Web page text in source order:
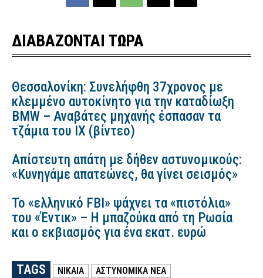
ΔΙΑΒΑΖΟΝΤΑΙ ΤΩΡΑ
Θεσσαλονίκη: Συνελήφθη 37χρονος με
κλεμμένο αυτοκίνητο για την καταδίωξη
BMW – Αναβάτες μηχανής έσπασαν τα
τζάμια του ΙΧ (βίντεο)
Απίστευτη απάτη με δήθεν αστυνομικούς:
«Κυνηγάμε απατεώνες, θα γίνει σεισμός»
Το «ελληνικό FBI» ψάχνει τα «πιστόλια»
του «Έντικ» – Η μπαζούκα από τη Ρωσία
και ο εκβιασμός για ένα εκατ. ευρώ
TAGS NΊΚΑΙΑ
ΑΣΤΥΝΟΜΙΚΑ ΝΕΑ